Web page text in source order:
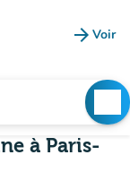
arrow_forward Voir
à Paris-